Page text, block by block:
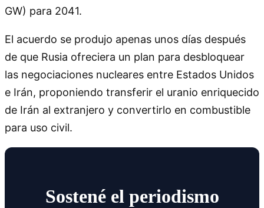
GW) para 2041.
El acuerdo se produjo apenas unos días después
de que Rusia ofreciera un plan para desbloquear
las negociaciones nucleares entre Estados Unidos
e Irán, proponiendo transferir el uranio enriquecido
de Irán al extranjero y convertirlo en combustible
para uso civil.
Sostené el periodismo